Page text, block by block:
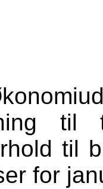
til
til
for